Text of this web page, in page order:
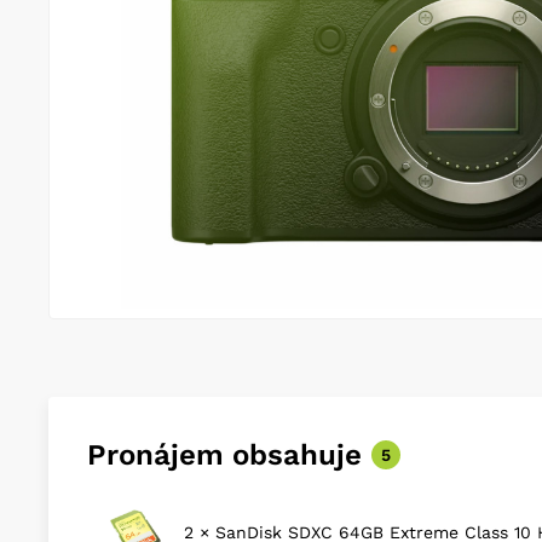
Pronájem obsahuje 5
2 × SanDisk SDXC 64GB Extreme Class 10